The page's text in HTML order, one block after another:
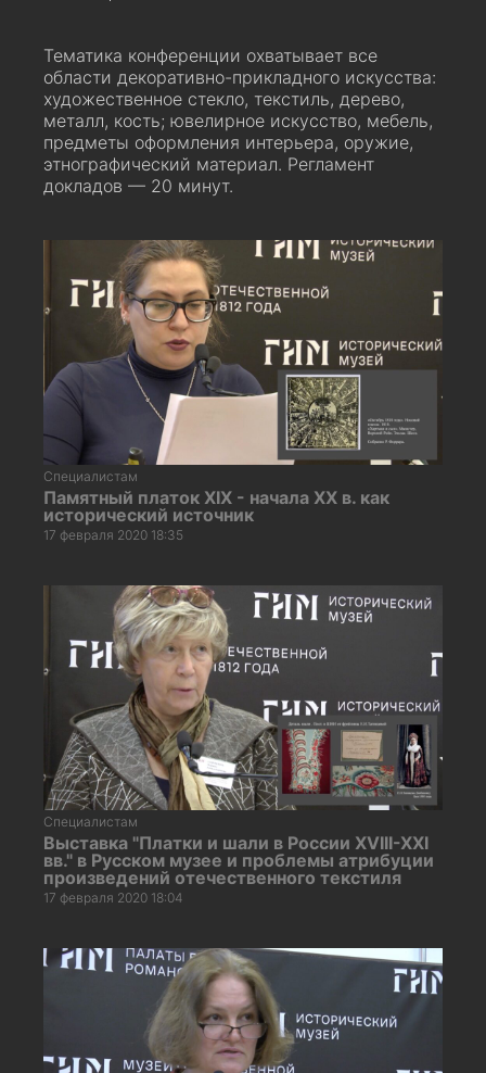
Тематика конференции охватывает все
области декоративно-прикладного искусства:
художественное стекло, текстиль, дерево,
металл, кость; ювелирное искусство, мебель,
предметы оформления интерьера, оружие,
этнографический материал. Регламент
докладов — 20 минут.
Специалистам
Памятный платок XIX - начала XX в. как
исторический источник
17 февраля 2020 18:35
Специалистам
Выставка "Платки и шали в России XVIII-XXI
вв." в Русском музее и проблемы атрибуции
произведений отечественного текстиля
17 февраля 2020 18:04